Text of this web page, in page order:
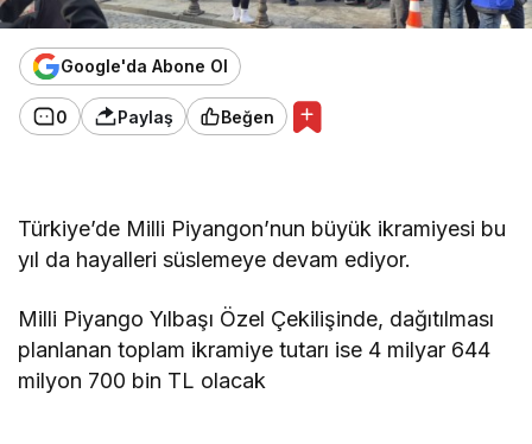
Google'da Abone Ol
0 Paylaş Beğen
Türkiye’de Milli Piyangon’nun büyük ikramiyesi bu
yıl da hayalleri süslemeye devam ediyor.
Milli Piyango Yılbaşı Özel Çekilişinde, dağıtılması
planlanan toplam ikramiye tutarı ise 4 milyar 644
milyon 700 bin TL olacak